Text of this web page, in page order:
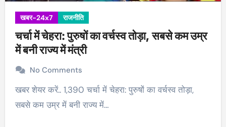
खबर-24x7 राजनीति
चर्चा में चेहरा: पुरुषों का वर्चस्व तोड़ा, सबसे कम उम्र
में बनी राज्य में मंत्री
No Comments
खबर शेयर करें.. 1,390 चर्चा में चेहरा: पुरुषों का वर्चस्व तोड़ा,
सबसे कम उम्र में बनी राज्य में…